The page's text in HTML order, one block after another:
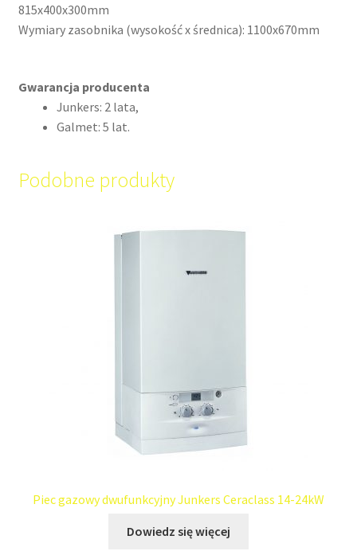
815x400x300mm
Wymiary zasobnika (wysokość x średnica): 1100x670mm
Gwarancja producenta
Junkers: 2 lata,
Galmet: 5 lat.
Podobne produkty
Piec gazowy dwufunkcyjny Junkers Ceraclass 14-24kW
Dowiedz się więcej